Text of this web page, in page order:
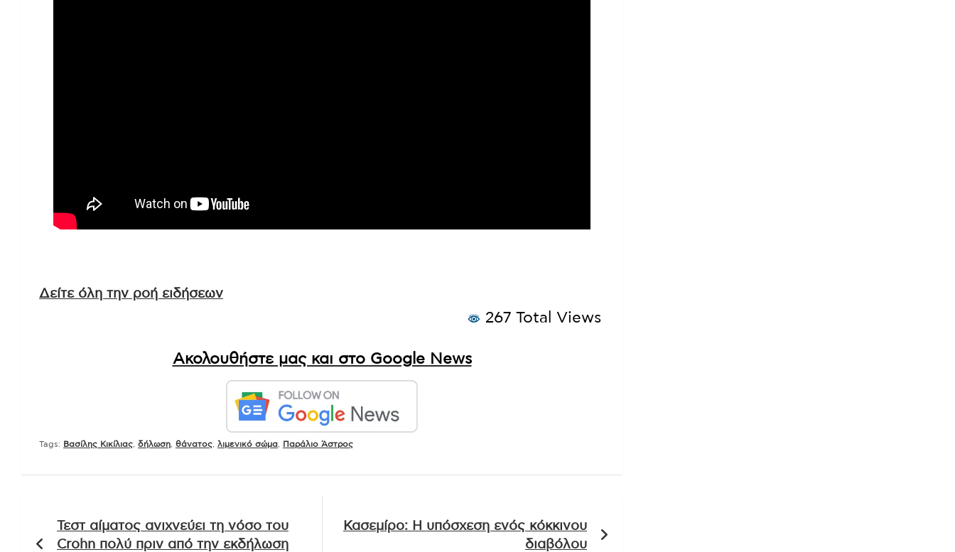
Δείτε όλη την ροή ειδήσεων
267 Total Views
Ακολουθήστε μας και στο Google News
Tags: Βασίλης Κικίλιας δήλωση θάνατος λιμενικό σώμα Παράλιο Άστρος
άρθρων
Τεστ αίματος ανιχνεύει τη νόσο του
Crohn πολύ πριν από την εκδήλωση
Κασεμίρο: Η υπόσχεση ενός κόκκινου
διαβόλου